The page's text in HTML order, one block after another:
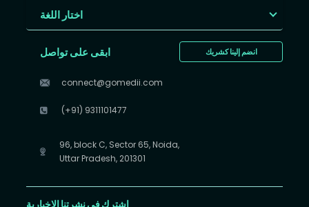
اختار اللغة
انضم إلينا كشريك ابقى على تواصل
connect@gomedii.com
(+91) 9311101477
96, block C, Sector 65, Noida,
Uttar Pradesh, 201301
اشترك في نشرتنا الإخبارية